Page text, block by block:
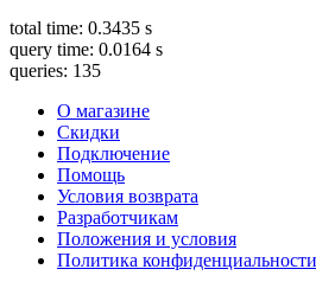
total time: 0.3435 s
query time: 0.0164 s
queries: 135
О магазине
Скидки
Подключение
Помощь
Условия возврата
Разработчикам
Положения и условия
Политика конфиденциальности